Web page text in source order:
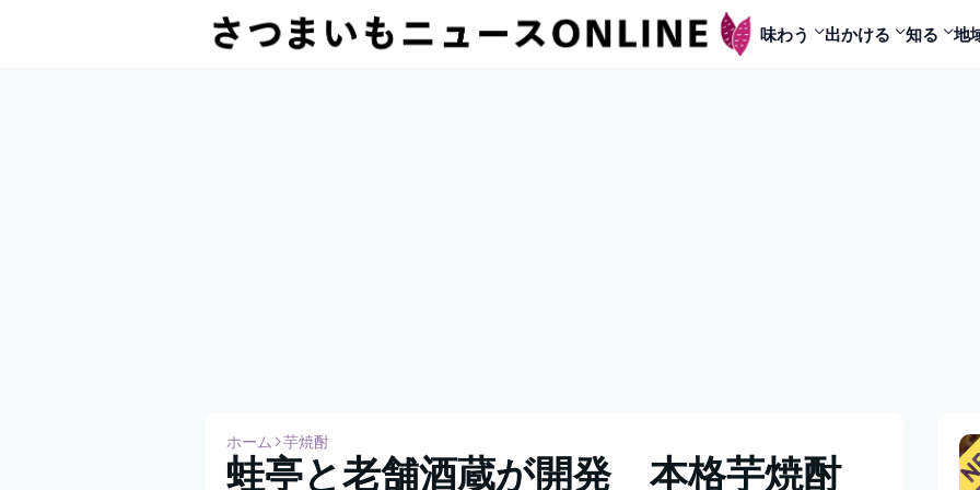
味わう 出かける 知る 地
ホーム 芋焼酎
蛙亭と老舗酒蔵が開発 本格芋焼酎